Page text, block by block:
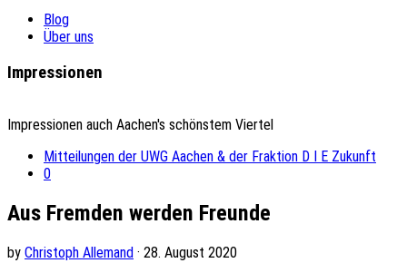
Blog
Über uns
Impressionen
Impressionen auch Aachen's schönstem Viertel
Mitteilungen der UWG Aachen & der Fraktion D I E Zukunft
0
Aus Fremden werden Freunde
by Christoph Allemand · 28. August 2020